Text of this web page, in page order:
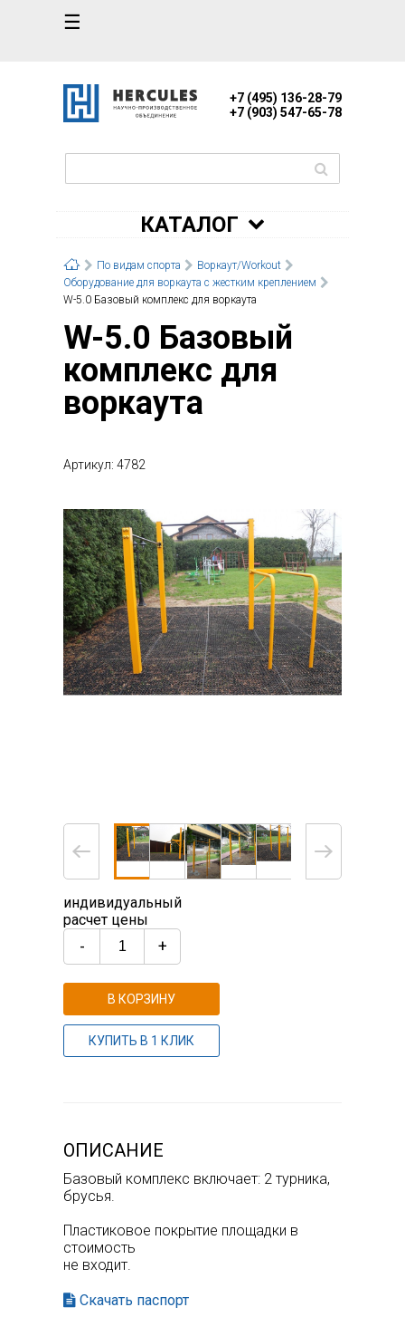
☰
+7 (495) 136-28-79
+7 (903) 547-65-78
КАТАЛОГ
По видам спорта
Воркаут/Workout
Оборудование для воркаута с жестким креплением
W-5.0 Базовый комплекс для воркаута
W-5.0 Базовый
комплекс для
воркаута
Артикул: 4782
индивидуальный
расчет цены
- +
В КОРЗИНУ
КУПИТЬ В 1 КЛИК
ОПИСАНИЕ
Базовый комплекс включает: 2 турника,
брусья.
Пластиковое покрытие площадки в
стоимость
не входит.
Скачать паспорт